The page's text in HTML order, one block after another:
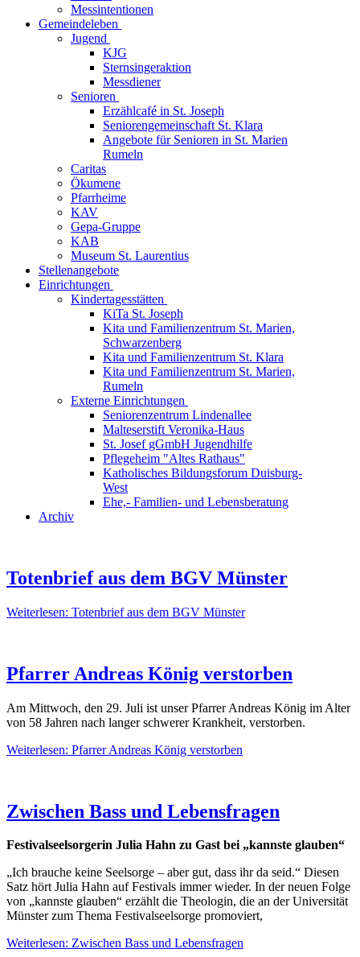
Messintentionen
Gemeindeleben
Jugend
KJG
Sternsingeraktion
Messdiener
Senioren
Erzählcafé in St. Joseph
Seniorengemeinschaft St. Klara
Angebote für Senioren in St. Marien
Rumeln
Caritas
Ökumene
Pfarrheime
KAV
Gepa-Gruppe
KAB
Museum St. Laurentius
Stellenangebote
Einrichtungen
Kindertagesstätten
KiTa St. Joseph
Kita und Familienzentrum St. Marien,
Schwarzenberg
Kita und Familienzentrum St. Klara
Kita und Familienzentrum St. Marien,
Rumeln
Externe Einrichtungen
Seniorenzentrum Lindenallee
Malteserstift Veronika-Haus
St. Josef gGmbH Jugendhilfe
Pflegeheim "Altes Rathaus"
Katholisches Bildungsforum Duisburg-
West
Ehe,- Familien- und Lebensberatung
Archiv
Totenbrief aus dem BGV Münster
Weiterlesen: Totenbrief aus dem BGV Münster
Pfarrer Andreas König verstorben
Am Mittwoch, den 29. Juli ist unser Pfarrer Andreas König im Alter
von 58 Jahren nach langer schwerer Krankheit, verstorben.
Weiterlesen: Pfarrer Andreas König verstorben
Zwischen Bass und Lebensfragen
Festivalseelsorgerin Julia Hahn zu Gast bei „kannste glauben“
„Ich brauche keine Seelsorge – aber gut, dass ihr da seid.“ Diesen
Satz hört Julia Hahn auf Festivals immer wieder. In der neuen Folge
von „kannste glauben“ erzählt die Theologin, die an der Universität
Münster zum Thema Festivalseelsorge promoviert,
Weiterlesen: Zwischen Bass und Lebensfragen